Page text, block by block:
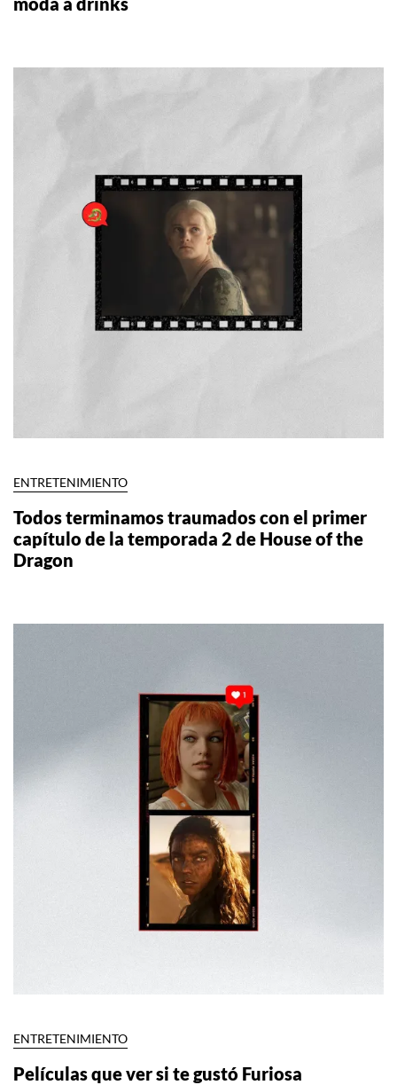
ENTRETENIMIENTO
Todos terminamos traumados con el primer
capítulo de la temporada 2 de House of the
Dragon
ENTRETENIMIENTO
Películas que ver si te gustó Furiosa